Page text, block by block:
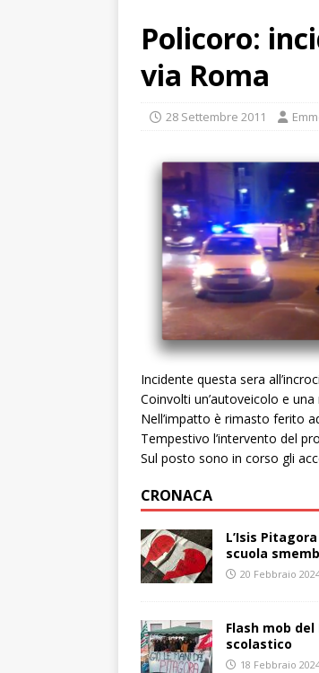
Policoro:
via Roma
28 Settembre 2011
Incidente questa sera
Coinvolti un’autoveicolo e
Nell’impatto è rimasto ferito
Tempestivo l’intervento del
Sul posto sono in corso gli
CRONACA
L’Isis
scuola
20 Febbraio
Flash mob
scolastico
18 Febbraio